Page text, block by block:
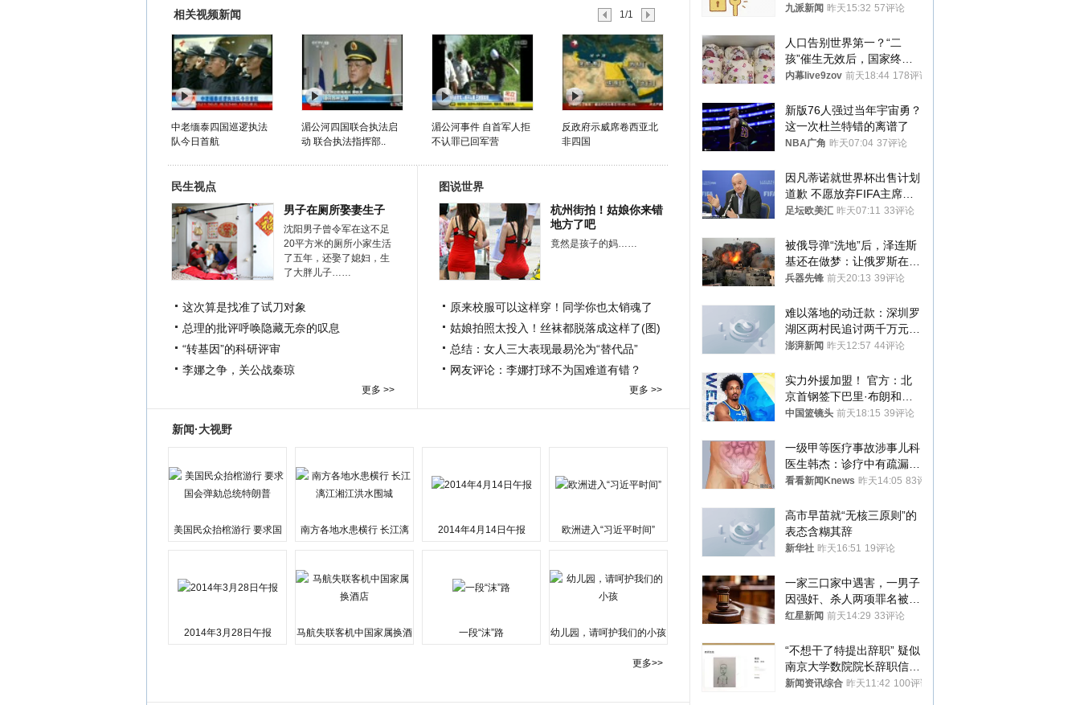
相关视频新闻 1/1
中老缅泰四国巡逻执法
队今日首航
湄公河四国联合执法启
动 联合执法指挥部..
湄公河事件 自首军人拒
不认罪已回军营
反政府示威席卷西亚北
非四国
民生视点
男子在厕所娶妻生子
沈阳男子曾令军在这不足
20平方米的厕所小家生活
了五年，还娶了媳妇，生
了大胖儿子……
这次算是找准了试刀对象
总理的批评呼唤隐藏无奈的叹息
“转基因”的科研评审
李娜之争，关公战秦琼
更多 >>
图说世界
杭州街拍！姑娘你来错
地方了吧
竟然是孩子的妈……
原来校服可以这样穿！同学你也太销魂了
姑娘拍照太投入！丝袜都脱落成这样了(图)
总结：女人三大表现最易沦为“替代品”
网友评论：李娜打球不为国难道有错？
更多 >>
新闻·大视野
美国民众抬棺游行 要求国
南方各地水患横行 长江漓
2014年4月14日午报 欧洲进入“习近平时间”
2014年3月28日午报
马航失联客机中国家属换酒
一段“沫”路 幼儿园，请呵护我们的小孩
更多>>
搬离，房东退还押金
九派新闻 昨天15:32 57评论
人口告别世界第一？“二
孩”催生无效后，国家终于
向住房出手了！
内幕live9zov 前天18:44 178评论
新版76人强过当年宇宙勇？
这一次杜兰特错的离谱了
NBA广角 昨天07:04 37评论
因凡蒂诺就世界杯出售计划
道歉 不愿放弃FIFA主席职
位
足坛欧美汇 昨天07:11 33评论
被俄导弹“洗地”后，泽连斯
基还在做梦：让俄罗斯在冬
季前求和？
兵器先锋 前天20:13 39评论
难以落地的动迁款：深圳罗
湖区两村民追讨两千万元动
迁款八年未果
澎湃新闻 昨天12:57 44评论
实力外援加盟！ 官方：北
京首钢签下巴里·布朗和桑
普森
中国篮镜头 前天18:15 39评论
一级甲等医疗事故涉事儿科
医生韩杰：诊疗中有疏漏，
我认错，但不能认罪
看看新闻Knews 昨天14:05 83评论
高市早苗就“无核三原则”的
表态含糊其辞
新华社 昨天16:51 19评论
一家三口家中遇害，一男子
因强奸、杀人两项罪名被判
死缓 最高检介入后改判无
红星新闻 前天14:29 33评论
“不想干了特提出辞职” 疑似
南京大学数院院长辞职信流
传 院方回应
新闻资讯综合 昨天11:42 100评论